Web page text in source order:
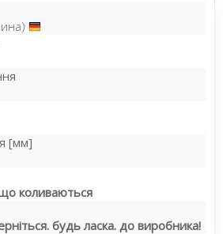
[мм]
коливаються
будь ласка. до виробника!